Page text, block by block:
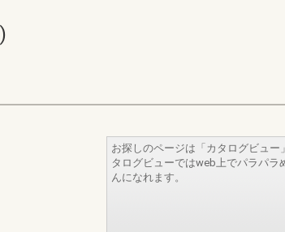
お探しのページは「カタログビュー
タログビューではweb上でパラパラ
んになれます。